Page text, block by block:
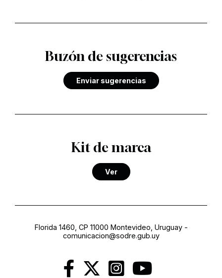
Buzón de sugerencias
Enviar sugerencias
Kit de marca
Ver
Florida 1460, CP 11000 Montevideo, Uruguay-
comunicacion@sodre.gub.uy